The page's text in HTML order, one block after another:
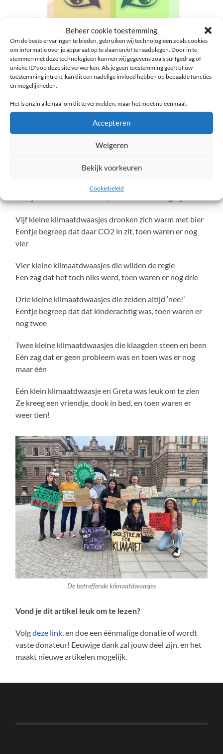
Beheer cookie toestemming
Om de beste ervaringen te bieden, gebruiken wij technologieën zoals cookies
om informatie over je apparaat op te slaan en/of te raadplegen. Door in te
stemmen met deze technologieën kunnen wij gegevens zoals surfgedrag of
unieke ID's op deze site verwerken. Als je geen toestemming geeft of uw
toestemming intrekt, kan dit een nadelige invloed hebben op bepaalde functies
en mogelijkheden.
Het is onzin allemaal om dit te vermelden, maar het moet nu eenmaal.
Accepteren
Weigeren
Bekijk voorkeuren
Cookiebeleid
Voor een andere visie
het leven
Eentje kreeg een lift in vaders’ diesel, toen waren er nog
Zes kleine klimaatdwaasjes werden wat koud en stijf
Vijf kleine klimaatdwaasjes dronken zich warm met bier
Eentje begreep dat daar CO2 in zit, toen waren er nog
vier
Vier kleine klimaatdwaasjes die wilden de regie
Een zag dat het toch niks werd, toen waren er nog drie
Drie kleine klimaatdwaasjes die zeiden altijd ‘nee!’
Eentje begreep dat dat kinderachtig was, toen waren er
nog twee
Twee kleine klimaatdwaasjes die klaagden steen en been
Eén zag dat er geen probleem was en toen was er nog
maar één
Eén klein klimaatdwaasje en Greta was leuk om te zien
Ze kreeg een vriendje, dook in bed, en toen waren er
weer tien!
De betreffende klimaatdwaasjes
Vond je dit artikel leuk om te lezen?
Volgdeze link, en doe een éénmalige donatie of wordt
vaste donateur! Eeuwige dank zal jouw deel zijn, en het
maakt nieuwe artikelen mogelijk.